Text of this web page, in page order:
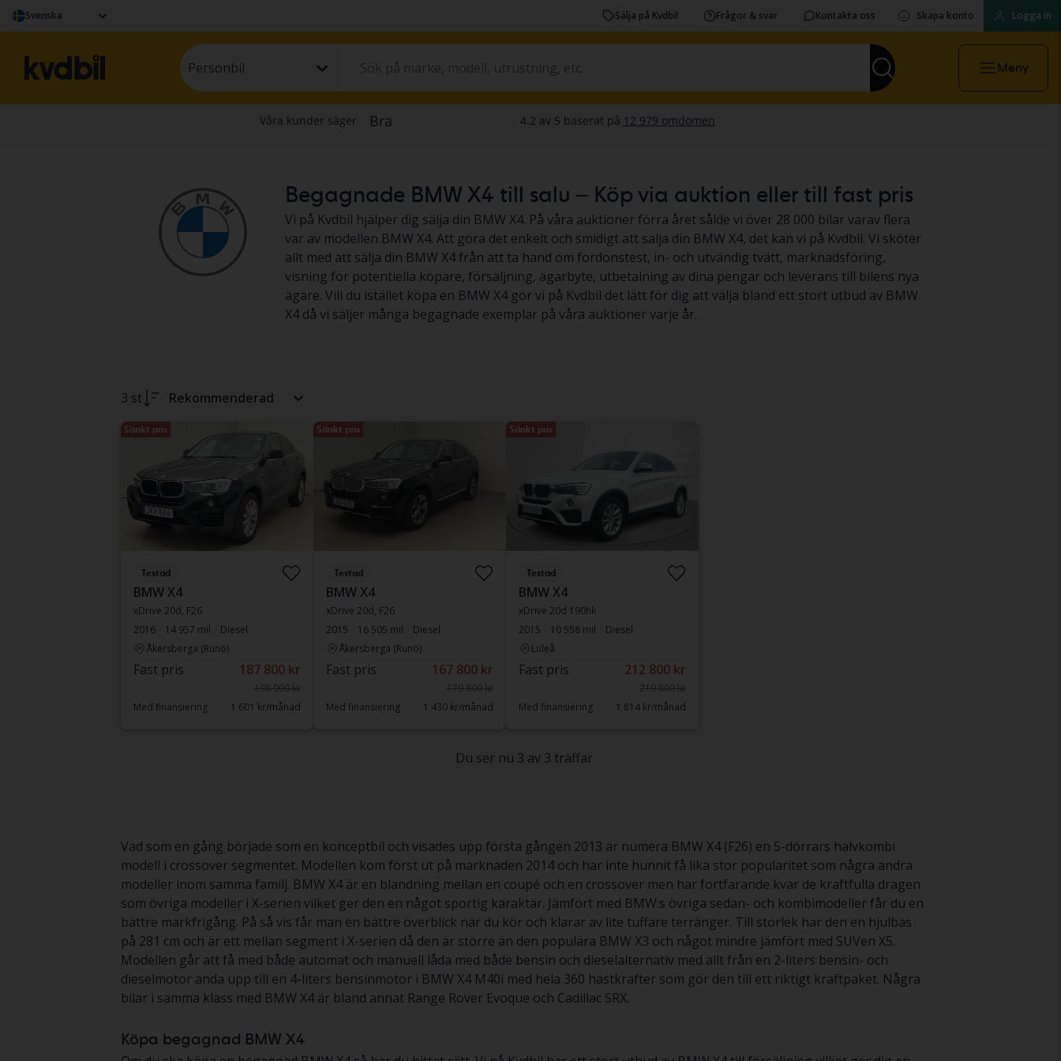
Svenska Sälja på Kvdbil Frågor & svar Kontakta oss Skapa konto Logga in
Personbil Meny
Begagnade BMW X4 till salu – Köp via auktion eller till fast pris
Vi på Kvdbil hjälper dig sälja din BMW X4. På våra auktioner förra året sålde vi över 28 000 bilar varav flera
var av modellen BMW X4. Att göra det enkelt och smidigt att sälja din BMW X4, det kan vi på Kvdbil. Vi sköter
allt med att sälja din BMW X4 från att ta hand om fordonstest, in- och utvändig tvätt, marknadsföring,
visning för potentiella köpare, försäljning, ägarbyte, utbetalning av dina pengar och leverans till bilens nya
ägare. Vill du istället köpa en BMW X4 gör vi på Kvdbil det lätt för dig att välja bland ett stort utbud av BMW
X4 då vi säljer många begagnade exemplar på våra auktioner varje år.
3 st Rekommenderad
Sänkt pris
Testad
BMW X4
xDrive 20d, F26
2016
14 957 mil
Diesel
Åkersberga (Runö)
Fast pris 187 800 kr
198 900 kr
Med finansiering
1 601 kr/månad
Sänkt pris
Testad
BMW X4
xDrive 20d, F26
2015
16 505 mil
Diesel
Åkersberga (Runö)
Fast pris 167 800 kr
179 800 kr
Med finansiering
1 430 kr/månad
Sänkt pris
Testad
BMW X4
xDrive 20d 190hk
2015
10 558 mil
Diesel
Luleå
Fast pris 212 800 kr
219 800 kr
Med finansiering
1 814 kr/månad
Du ser nu 3 av 3 träffar
Vad som en gång började som en konceptbil och visades upp första gången 2013 är numera BMW X4 (F26) en 5-dörrars halvkombi
modell i crossover segmentet. Modellen kom först ut på marknaden 2014 och har inte hunnit få lika stor popularitet som några andra
modeller inom samma familj. BMW X4 är en blandning mellan en coupé och en crossover men har fortfarande kvar de kraftfulla dragen
som övriga modeller i X-serien vilket ger den en något sportig karaktär. Jämfört med BMW:s övriga sedan- och kombimodeller får du en
bättre markfrigång. På så vis får man en bättre överblick när du kör och klarar av lite tuffare terränger. Till storlek har den en hjulbas
på 281 cm och är ett mellan segment i X-serien då den är större än den populära BMW X3 och något mindre jämfört med SUVen X5.
Modellen går att få med både automat och manuell låda med både bensin och dieselalternativ med allt från en 2-liters bensin- och
dieselmotor ända upp till en 4-liters bensinmotor i BMW X4 M40i med hela 360 hästkrafter som gör den till ett riktigt kraftpaket. Några
bilar i samma klass med BMW X4 är bland annat Range Rover Evoque och Cadillac SRX.
Köpa begagnad BMW X4